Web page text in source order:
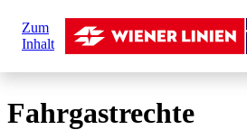
Zum
Inhalt
sind
hier:
Startseite Kontakt Fahrgastrechte
Fahrgastrechte